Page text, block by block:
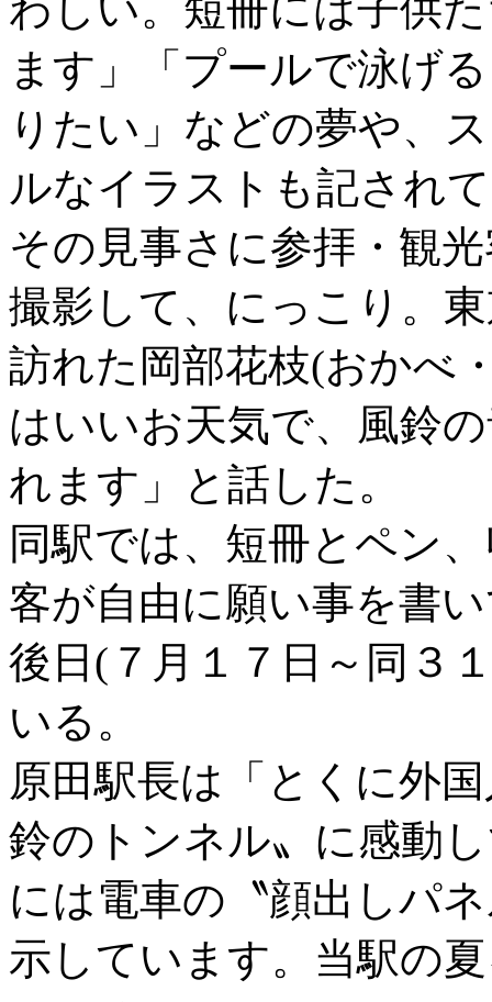
わしい。短冊には子供
ます」「プールで泳げ
りたい」などの夢や、
ルなイラストも記され
その見事さに参拝・観
撮影して、にっこり。
訪れた岡部花枝(おかべ
はいいお天気で、風鈴
れます」と話した。
同駅では、短冊とペン
客が自由に願い事を書
後日(７月１７日～同３
いる。
原田駅長は「とくに外
鈴のトンネル〟に感動
には電車の〝顔出しパ
示しています。当駅の